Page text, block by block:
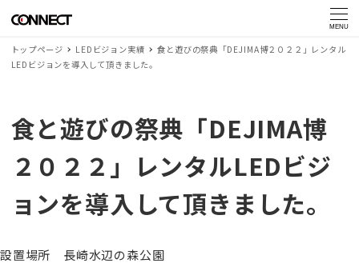
MENU
トップページ LEDビジョン実績
食と遊びの祭典「DEJIMA博２０２２」レンタル
LEDビジョンを導入して頂きました。
食と遊びの祭典「DEJIMA博
２０２２」レンタルLEDビジ
ョンを導入して頂きました。
設置場所 長崎水辺の森公園